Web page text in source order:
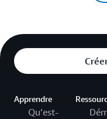
Apprendre
Qu’est-